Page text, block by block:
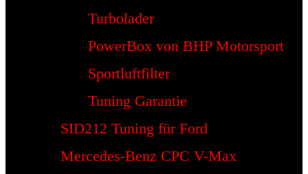
Turbolader
PowerBox von BHP Motorsport
Sportluftfilter
Tuning Garantie
SID212 Tuning für Ford
Mercedes-Benz CPC V-Max